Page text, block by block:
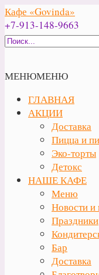
Кафе «Govinda»
+7-913-148-9663
МЕНЮМЕНЮ
ГЛАВНАЯ
АКЦИИ
Доставка
Пицца и
Эко-торты
Детокс
НАШЕ КАФЕ
Меню
Новости и
Бар
Доставка